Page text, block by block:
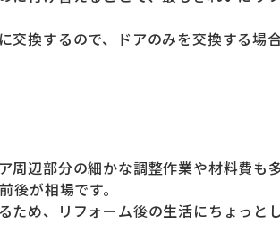
交換するので、ドアのみを交換する場
周辺部分の細かな調整作業や材料費も
後が相場です。
ため、リフォーム後の生活にちょっと